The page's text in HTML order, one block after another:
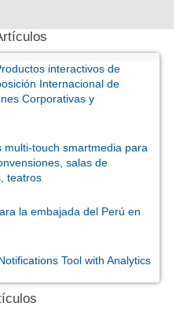
interactivos de
Internacional de
Corporativas y
multi-touch smartmedia para
salas de
teatros
la embajada del Perú en
Tool with Analytics